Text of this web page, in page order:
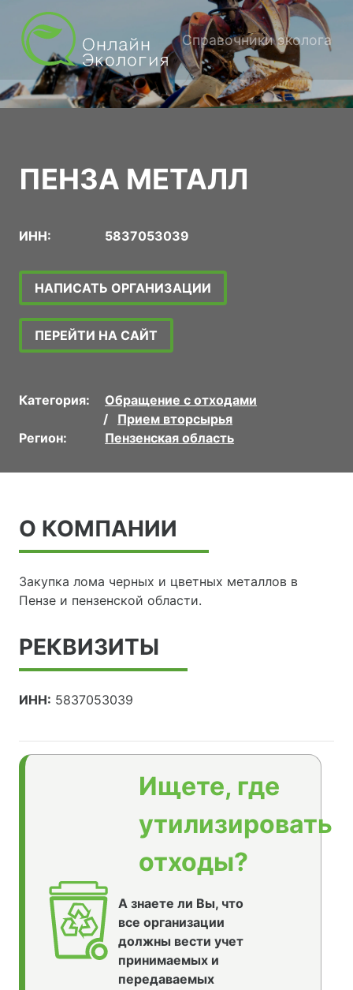
Справочники эколога
ПЕНЗА МЕТАЛЛ
ИНН: 5837053039
НАПИСАТЬ ОРГАНИЗАЦИИ
ПЕРЕЙТИ НА САЙТ
Категория:
Обращение с отходами
Прием вторсырья
Регион:
Пензенская область
О КОМПАНИИ
Закупка лома черных и цветных металлов в
Пензе и пензенской области.
РЕКВИЗИТЫ
ИНН: 5837053039
Ищете, где
утилизировать
отходы?
А знаете ли Вы, что
все организации
должны вести учет
принимаемых и
передаваемых